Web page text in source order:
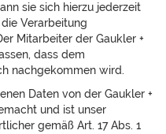
sie sich hierzu jederzeit
Verarbeitung
Mitarbeiter der Gaukler +
dass dem
nachgekommen wird.
Daten von der Gaukler +
und ist unser
gemäß Art. 17 Abs. 1